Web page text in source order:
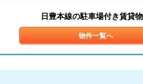
日豊本線の駐車場付き賃貸
物件一覧へ